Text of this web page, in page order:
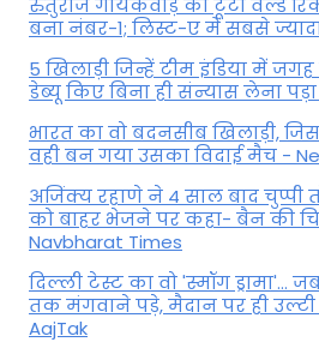
रुतुराज गायकवाड़ का टूटा वर्ल्ड
बना नंबर-1; लिस्ट-ए में सबसे
5 खिलाड़ी जिन्हें टीम इंडिया में
डेब्यू किए बिना ही संन्यास लेना
भारत का वो बदनसीब खिलाड़ी,
वही बन गया उसका विदाई मैच -
अजिंक्य रहाणे ने 4 साल बाद चुप्पी
को बाहर भेजने पर कहा- बैन की
Navbharat Times
दिल्ली टेस्ट का वो 'स्मॉग
तक मंगवाने पड़े, मैदान पर ही
AajTak